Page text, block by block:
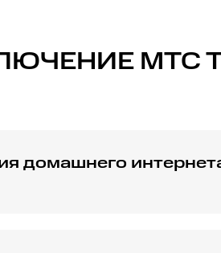
МТС
домашнего